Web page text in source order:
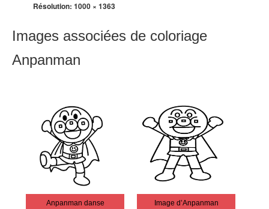
Résolution: 1000 × 1363
Images associées de coloriage
Anpanman
Anpanman danse Image d’Anpanman